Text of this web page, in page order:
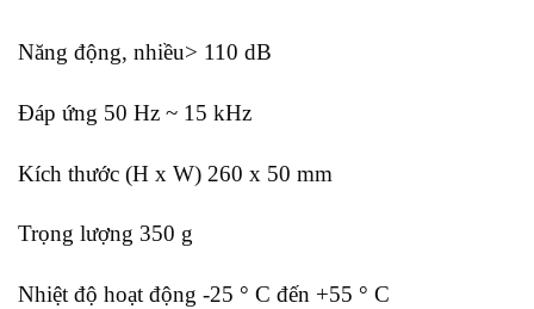
Năng động, nhiều> 110 dB
Đáp ứng 50 Hz ~ 15 kHz
Kích thước (H x W) 260 x 50 mm
Trọng lượng 350 g
Nhiệt độ hoạt động -25 ° C đến +55 ° C